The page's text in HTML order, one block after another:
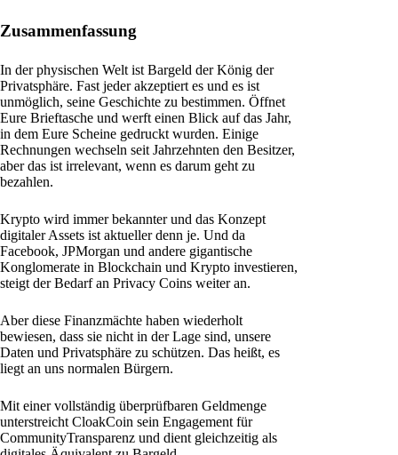
Zusammenfassung
In der physischen Welt ist Bargeld der König der
Privatsphäre. Fast jeder akzeptiert es und es ist
unmöglich, seine Geschichte zu bestimmen. Öffnet
Eure Brieftasche und werft einen Blick auf das Jahr,
in dem Eure Scheine gedruckt wurden. Einige
Rechnungen wechseln seit Jahrzehnten den Besitzer,
aber das ist irrelevant, wenn es darum geht zu
bezahlen.
Krypto wird immer bekannter und das Konzept
digitaler Assets ist aktueller denn je. Und da
Facebook, JPMorgan und andere gigantische
Konglomerate in Blockchain und Krypto investieren,
steigt der Bedarf an Privacy Coins weiter an.
Aber diese Finanzmächte haben wiederholt
bewiesen, dass sie nicht in der Lage sind, unsere
Daten und Privatsphäre zu schützen. Das heißt, es
liegt an uns normalen Bürgern.
Mit einer vollständig überprüfbaren Geldmenge
unterstreicht CloakCoin sein Engagement für
CommunityTransparenz und dient gleichzeitig als